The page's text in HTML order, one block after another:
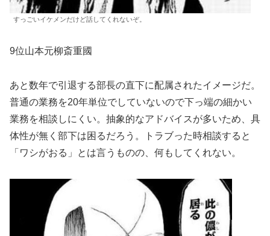
すっごいイケメンだけど話してくれないぞ。
9位山本元柳斎重國
あと数年で引退する部長の直下に配属されたイメージだ。
普通の業務を20年単位でしていないので下っ端の細かい
業務を相談しにくい。抽象的なアドバイスが多いため、具
体性が無く部下は困るだろう。トラブった時相談すると
「ワシがおる」とは言うものの、何もしてくれない。